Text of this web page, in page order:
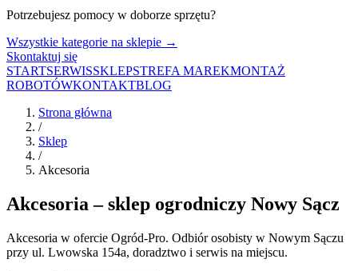
Potrzebujesz pomocy w doborze sprzętu?
Wszystkie kategorie na sklepie →
Skontaktuj się
STARTSERWISSKLEPSTREFA MAREKMONTAŻ
ROBOTÓWKONTAKTBLOG
Strona główna
/
Sklep
/
Akcesoria
Akcesoria – sklep ogrodniczy Nowy Sącz
Akcesoria w ofercie Ogród-Pro. Odbiór osobisty w Nowym Sączu
przy ul. Lwowska 154a, doradztwo i serwis na miejscu.